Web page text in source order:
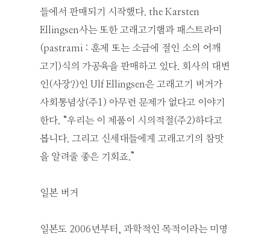
들에서 판매되기 시작했다. the Karsten
Ellingsen사는 또한 고래고기햄과 패스트라미
(pastrami : 훈제 또는 소금에 절인 소의 어깨
고기)식의 가공육을 판매하고 있다. 회사의 대변
인(사장?)인 Ulf Ellingsen은 고래고기 버거가
사회통념상(주1) 아무런 문제가 없다고 이야기
한다. “우리는 이 제품이 시의적절(주2)하다고
봅니다. 그리고 신세대들에게 고래고기의 참맛
을 알려줄 좋은 기회죠.”
일본 버거
일본도 2006년부터, 과학적인 목적이라는 미명